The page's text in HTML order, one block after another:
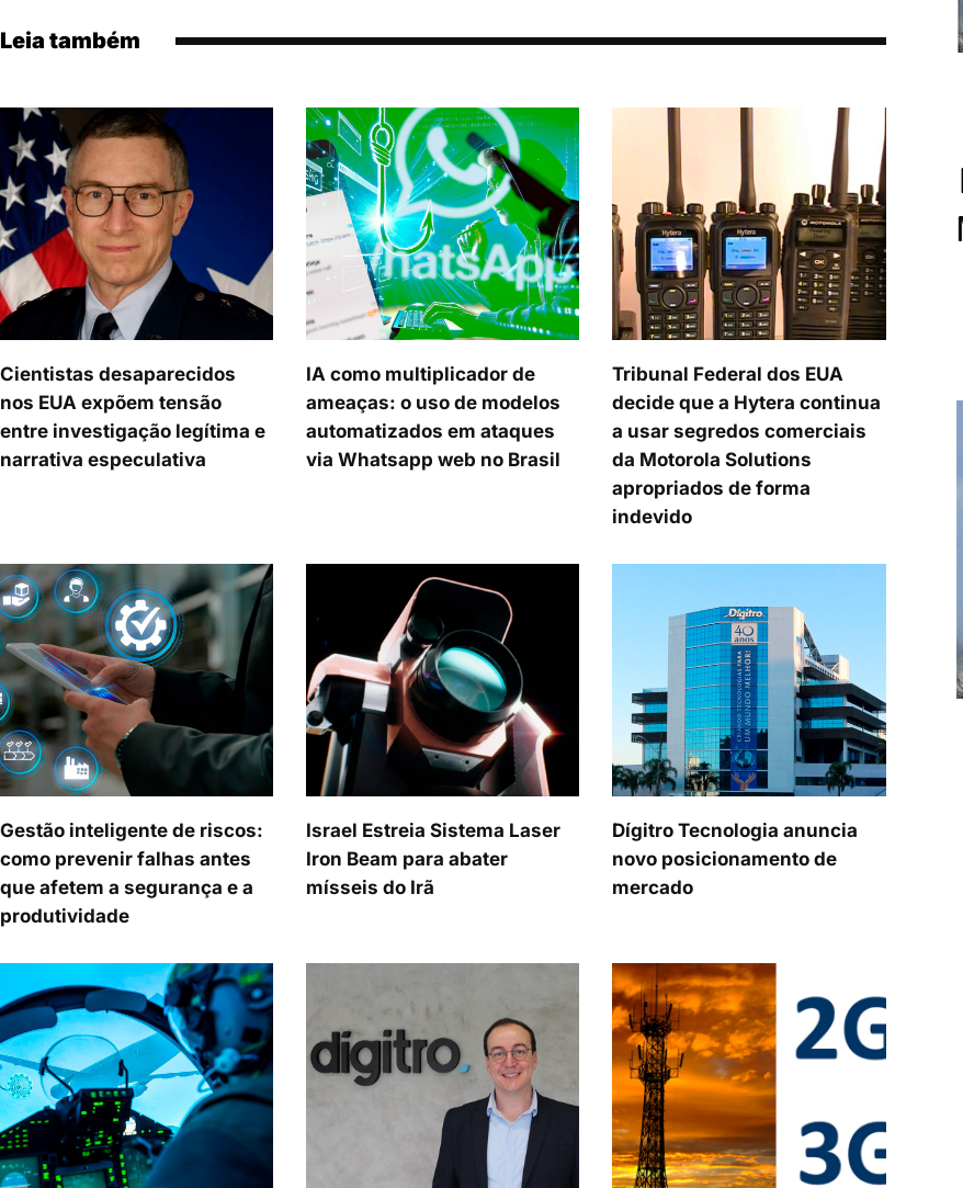
Leia também
Cientistas desaparecidos
nos EUA expõem tensão
entre investigação legítima e
narrativa especulativa
IA como multiplicador de
ameaças: o uso de modelos
automatizados em ataques
via Whatsapp web no Brasil
Tribunal Federal dos EUA
decide que a Hytera continua
a usar segredos comerciais
da Motorola Solutions
apropriados de forma
indevido
Gestão inteligente de riscos:
como prevenir falhas antes
que afetem a segurança e a
produtividade
Israel Estreia Sistema Laser
Iron Beam para abater
mísseis do Irã
Dígitro Tecnologia anuncia
novo posicionamento de
mercado